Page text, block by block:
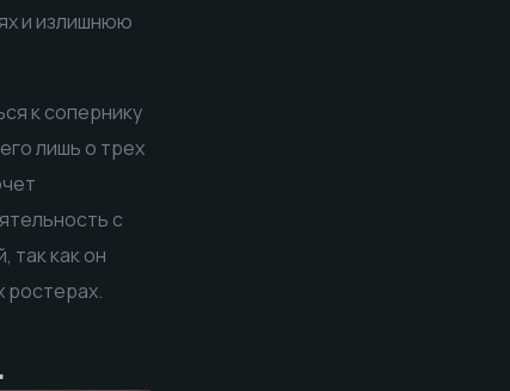
и излишнюю
к сопернику
лишь о трех
с
так как он
ростерах.